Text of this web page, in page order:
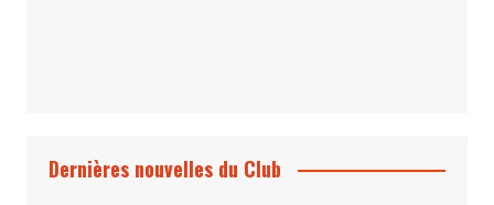
Dernières nouvelles du Club